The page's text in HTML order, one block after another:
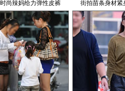
时尚辣妈给力弹性皮裤 街拍苗条身材紧